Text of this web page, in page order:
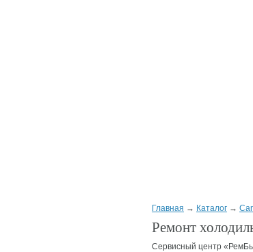
Главная → Каталог →
Ремонт
Сервисный центр